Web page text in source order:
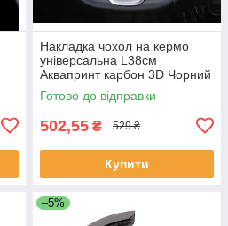
Накладка чохол на кермо
універсальна L38см
Аквапринт карбон 3D Чорний
Готово до відправки
502,55 ₴ 529 ₴
Купити
–5%